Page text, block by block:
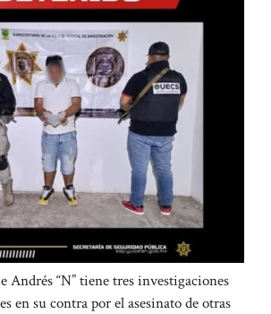
Andrés “N” tiene tres investigaciones
en su contra por el asesinato de otras